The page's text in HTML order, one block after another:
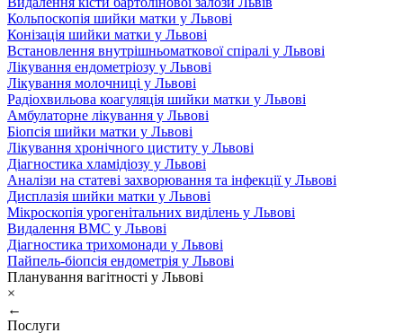
Кольпоскопія шийки матки у Львові
Конізація шийки матки у Львові
Встановлення внутрішньоматкової спіралі у Львові
Лікування ендометріозу у Львові
Лікування молочниці у Львові
Радіохвильова коагуляція шийки матки у Львові
Амбулаторне лікування у Львові
Біопсія шийки матки у Львові
Лікування хронічного циститу у Львові
Діагностика хламідіозу у Львові
Аналізи на статеві захворювання та інфекції у Львові
Дисплазія шийки матки у Львові
Мікроскопія урогенітальних виділень у Львові
Видалення ВМС у Львові
Діагностика трихомонади у Львові
Пайпель-біопсія ендометрія у Львові
Планування вагітності у Львові
×
←
Послуги